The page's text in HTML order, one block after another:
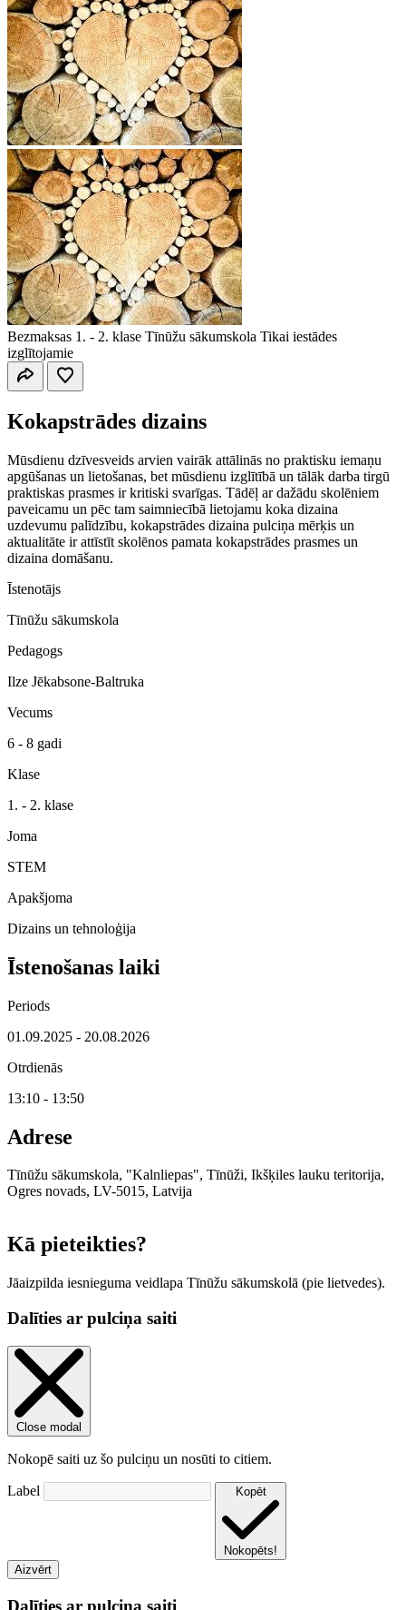
Bezmaksas 1. - 2. klase Tīnūžu sākumskola Tikai iestādes
izglītojamie
Kokapstrādes dizains
Mūsdienu dzīvesveids arvien vairāk attālinās no praktisku iemaņu
apgūšanas un lietošanas, bet mūsdienu izglītībā un tālāk darba tirgū
praktiskas prasmes ir kritiski svarīgas. Tādēļ ar dažādu skolēniem
paveicamu un pēc tam saimniecībā lietojamu koka dizaina
uzdevumu palīdzību, kokapstrādes dizaina pulciņa mērķis un
aktualitāte ir attīstīt skolēnos pamata kokapstrādes prasmes un
dizaina domāšanu.
Īstenotājs
Tīnūžu sākumskola
Pedagogs
Ilze Jēkabsone-Baltruka
Vecums
6 - 8 gadi
Klase
1. - 2. klase
Joma
STEM
Apakšjoma
Dizains un tehnoloģija
Īstenošanas laiki
Periods
01.09.2025 - 20.08.2026
Otrdienās
13:10 - 13:50
Adrese
Tīnūžu sākumskola, "Kalnliepas", Tīnūži, Ikšķiles lauku teritorija,
Ogres novads, LV-5015, Latvija
Kā pieteikties?
Jāaizpilda iesnieguma veidlapa Tīnūžu sākumskolā (pie lietvedes).
Dalīties ar pulciņa saiti
Close modal
Nokopē saiti uz šo pulciņu un nosūti to citiem.
Label Kopēt
Nokopēts!
Aizvērt
Dalīties ar pulciņa saiti